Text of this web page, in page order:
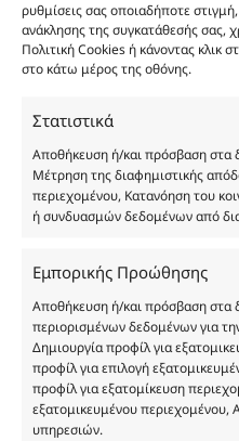
ρυθμίσεις σας οποιαδήποτε
ανάκλησης της συγκατάθεσής σας,
Πολιτική Cookies ή κάνοντας κλικ
στο κάτω μέρος της οθόνης.
Στατιστικά
Αποθήκευση ή/και πρόσβαση στα
Μέτρηση της διαφημιστικής
περιεχομένου, Κατανόηση του
ή συνδυασμών δεδομένων από
Εμπορικής Προώθησης
Αποθήκευση ή/και πρόσβαση στα
περιορισμένων δεδομένων για
Δημιουργία προφίλ για
προφίλ για επιλογή
προφίλ για εξατομίκευση
εξατομικευμένου περιεχομένου,
υπηρεσιών.
αυθεντικά αρώματα και
πραγματικότητα.
είναι η παραπλάνηση και
χύμα μορφή και είναι
αντίστοιχα αυθεντικά
ονομασίες, οι εικόνες
προϊόντων αποτελούν
κατοχυρωμένη εμπορικά
υπόκεινται σε
Eau de parfum